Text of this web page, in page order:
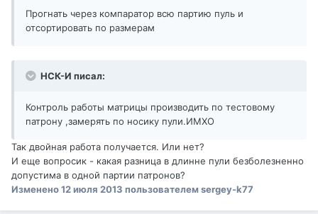
Прогнать через компаратор всю партию пуль и
отсортировать по размерам
НСК-И писал:
Контроль работы матрицы производить по тестовому
патрону ,замерять по носику пули.ИМХО
Так двойная работа получается. Или нет?
И еще вопросик - какая разница в длинне пули безболезненно
допустима в одной партии патронов?
Изменено12 июля 2013 пользователем sergey-k77